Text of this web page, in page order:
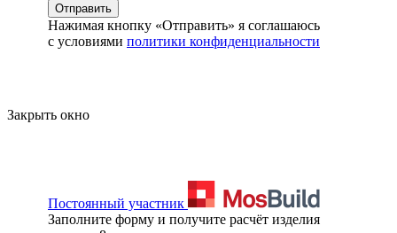
Отправить
Нажимая кнопку «Отправить» я соглашаюсь
с условиями политики конфиденциальности
Закрыть окно
Постоянный участник
Заполните форму и получите расчёт изделия